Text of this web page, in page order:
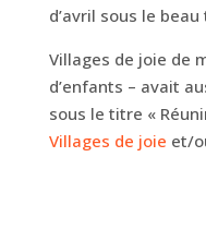
d’avril sous le
Villages de joie de
d’enfants – avait
sous le titre «
Villages de joie et/